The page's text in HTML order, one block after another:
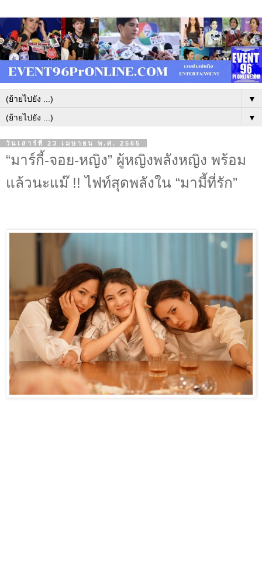
▼
▼
วันเสาร์ที่ 23 เมษายน พ.ศ. 2565
“มาร์กี้-จอย-หญิง” ผู้หญิงพลังหญิง พร้อม
แล้วนะแม๊ !! ไฟท์สุดพลังใน “มามี้ที่รัก”